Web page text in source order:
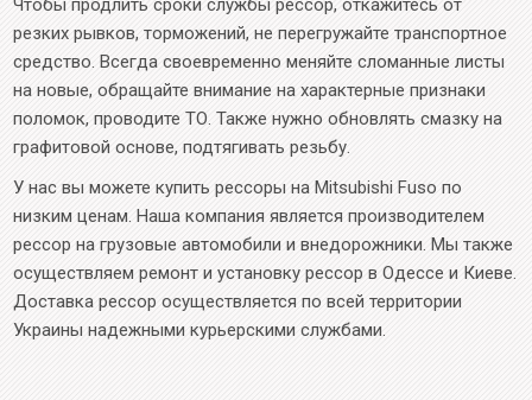
Чтобы продлить сроки службы рессор, откажитесь от
резких рывков, торможений, не перегружайте транспортное
средство. Всегда своевременно меняйте сломанные листы
на новые, обращайте внимание на характерные признаки
поломок, проводите ТО. Также нужно обновлять смазку на
графитовой основе, подтягивать резьбу.
У нас вы можете купить рессоры на Mitsubishi Fuso по
низким ценам. Наша компания является производителем
рессор на грузовые автомобили и внедорожники. Мы также
осуществляем ремонт и установку рессор в Одессе и Киеве.
Доставка рессор осуществляется по всей территории
Украины надежными курьерскими службами.